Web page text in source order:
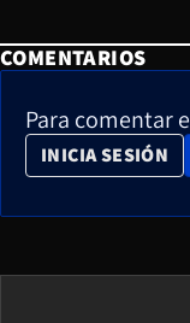
COMENTARIOS
Para comentar
INICIA SESIÓN